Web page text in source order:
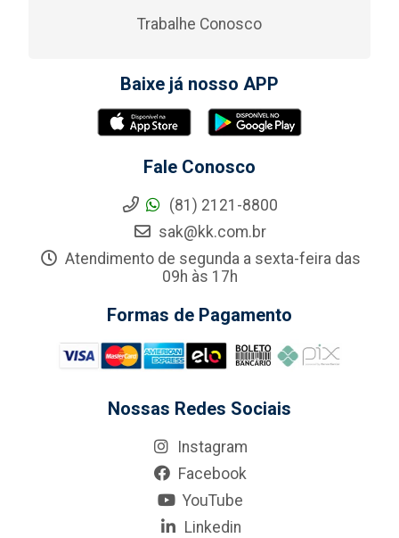
Trabalhe Conosco
Baixe já nosso APP
Fale Conosco
(81) 2121-8800
sak@kk.com.br
Atendimento de segunda a sexta-feira das
09h às 17h
Formas de Pagamento
Nossas Redes Sociais
Instagram
Facebook
YouTube
Linkedin